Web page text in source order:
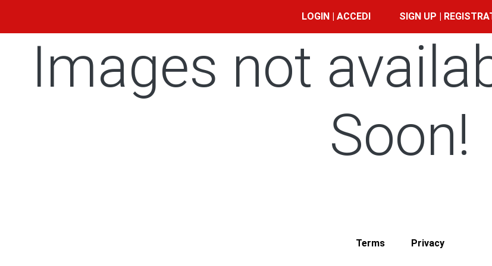
LOGIN | ACCEDI SIGN UP |
Images not
Soon!
Terms Privacy